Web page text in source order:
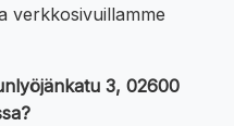
verkkosivuillamme
3, 02600